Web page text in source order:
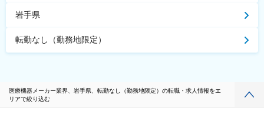
岩手県
転勤なし（勤務地限定）
医療機器メーカー業界、岩手県、転勤なし（勤務地限定）の転職・求人情報をエ
リアで絞り込む